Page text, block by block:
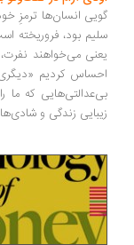
گویی انسان‌ها ترمزِ
سلیم بود، فروریخته
یعنی می‌خواهند
احساس کردیم
بی‌عدالتی‌هایی که ما
زیبایی زندگی و